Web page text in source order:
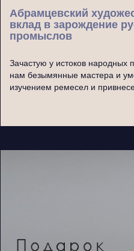
Абрамцевский
вклад в зарождение
промыслов
Зачастую у истоков народных
нам безымянные мастера и
изучением ремесел и